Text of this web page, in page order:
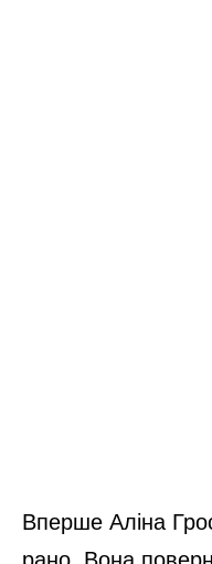
Вперше Аліна
рано. Вона